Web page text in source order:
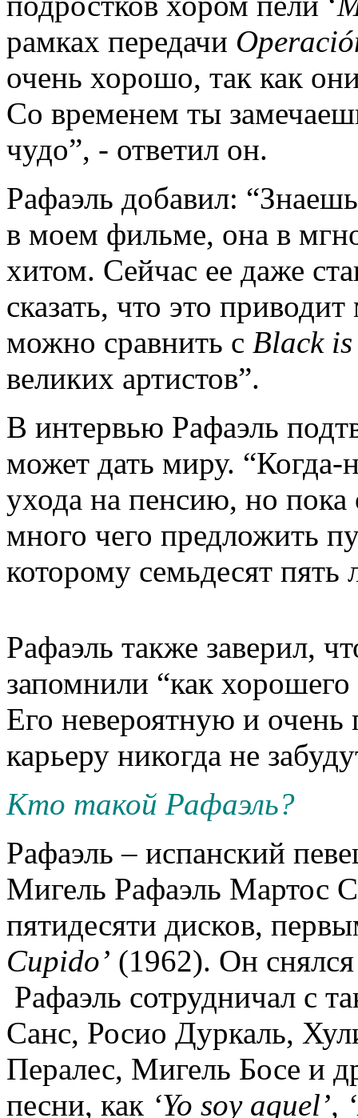
рамках передачи
очень хорошо, так как
Со временем ты
чудо”, - ответил он.
Рафаэль добавил:
в моем фильме, она в
хитом. Сейчас ее даже
сказать, что это
можно сравнить с Black
великих артистов”.
В интервью Рафаэль
может дать миру. “Когда-
ухода на пенсию, но
много чего предложить
которому семьдесят пять
Рафаэль также заверил,
запомнили “как
Его невероятную и
карьеру никогда не
Кто такой Рафаэль?
Рафаэль – испанский
Мигель Рафаэль Мартос
пятидесяти дисков,
Cupido’ (1962). Он
Рафаэль сотрудничал с
Санс, Росио Дуркаль,
Пералес, Мигель Босе и
песни, как ‘Yo soy